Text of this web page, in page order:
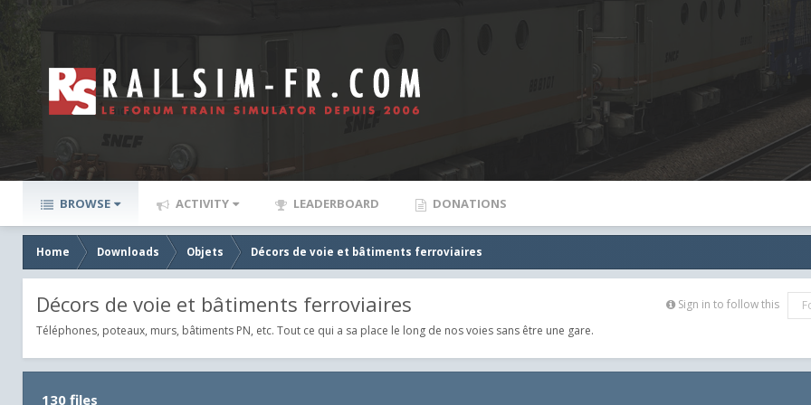
BROWSE ACTIVITY LEADERBOARD DONATIONS
Home Downloads Objets Décors de voie et bâtiments ferroviaires
Décors de voie et bâtiments ferroviaires Sign in to follow this
Téléphones, poteaux, murs, bâtiments PN, etc. Tout ce qui a sa place le long de nos voies sans être une gare.
130 files